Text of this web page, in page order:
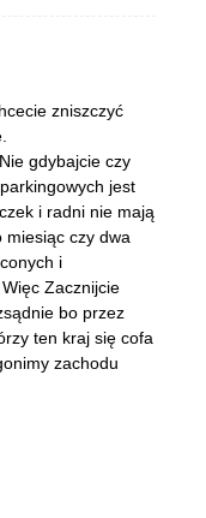
zniszczyć
gdybajcie czy
jest
i radni nie mają
miesiąc czy dwa
i
Zacznijcie
bo przez
ten kraj się cofa
zachodu